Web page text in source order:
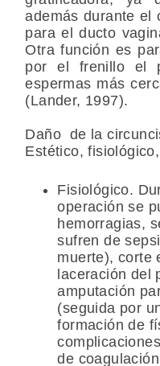
además durante el
para el ducto
Otra función es
por el frenillo el
espermas más
(Lander, 1997).
Daño de la
Estético,
Fisiológico.
operación se
hemorragias,
sufren de
muerte), corte
laceración del
amputación
(seguida por
formación de
de